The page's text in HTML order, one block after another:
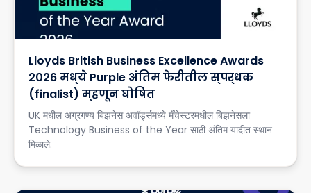
Lloyds British Business Excellence Awards
2026 मध्ये Purple अंतिम फेरीतील स्पर्धक
(finalist) म्हणून घोषित
UK मधील अग्रगण्य बिझनेस अवॉर्ड्समध्ये मँचेस्टरमधील बिझनेसला
Technology Business of the Year साठी अंतिम यादीत स्थान
मिळाले.